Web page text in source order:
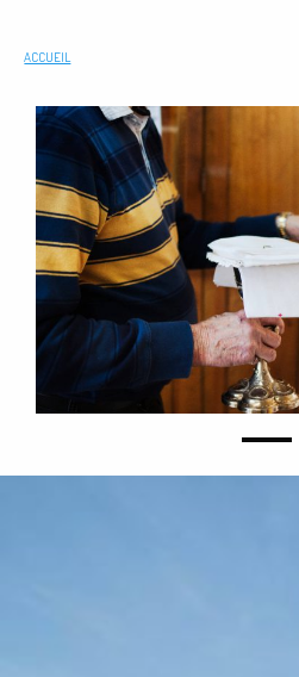
ACCUEIL